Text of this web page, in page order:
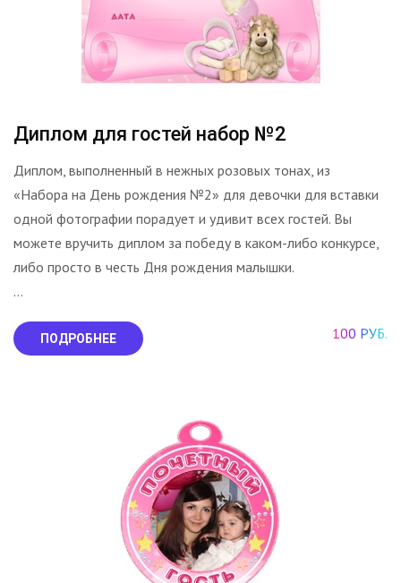
Диплом для гостей набор №2
Диплом, выполненный в нежных розовых тонах, из
«Набора на День рождения №2» для девочки для вставки
одной фотографии порадует и удивит всех гостей. Вы
можете вручить диплом за победу в каком-либо конкурсе,
либо просто в честь Дня рождения малышки.
...
ПОДРОБНЕЕ 100 РУБ.